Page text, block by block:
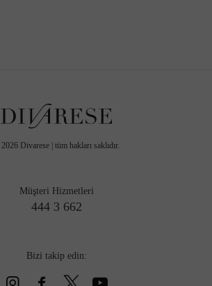
2026 Divarese | tüm hakları saklıdır.
Müşteri Hizmetleri
444 3 662
Bizi takip edin: